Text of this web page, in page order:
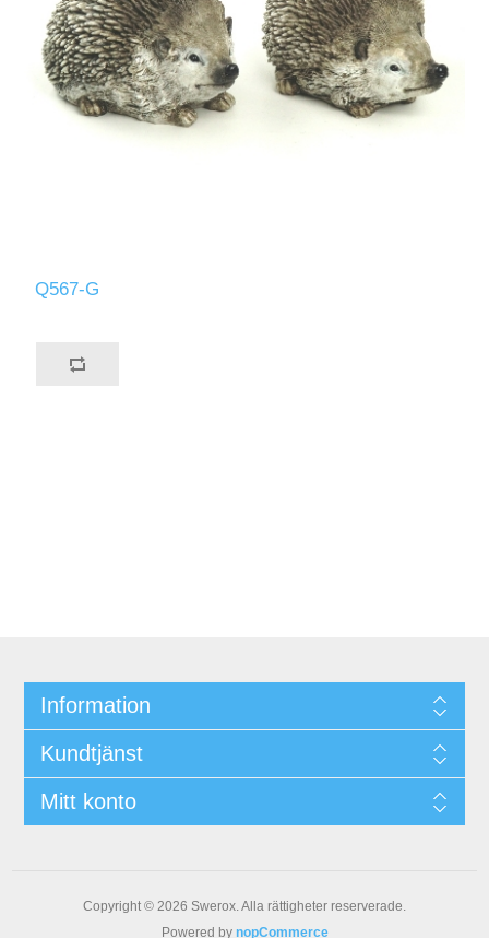
Q567-G
Information
Kundtjänst
Mitt konto
Copyright © 2026 Swerox. Alla rättigheter reserverade.
Powered by nopCommerce